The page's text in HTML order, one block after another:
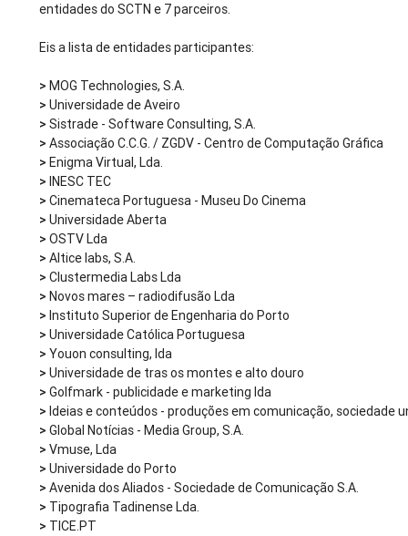
entidades do SCTN e 7 parceiros.
Eis a lista de entidades participantes:
> MOG Technologies, S.A.
> Universidade de Aveiro
> Sistrade - Software Consulting, S.A.
>Associação C.C.G. / ZGDV - Centro de Computação Gráfica
> Enigma Virtual, Lda.
> INESC TEC
>Cinemateca Portuguesa - Museu Do Cinema
>Universidade Aberta
>OSTV Lda
>Altice labs, S.A.
>Clustermedia Labs Lda
> Novos mares – radiodifusão Lda
> Instituto Superior de Engenharia do Porto
>Universidade Católica Portuguesa
>Youon consulting, lda
>Universidade de tras os montes e alto douro
>Golfmark - publicidade e marketing lda
> Ideias e conteúdos - produções em comunicação, sociedade
>Global Notícias - Media Group, S.A.
>Vmuse, Lda
>Universidade do Porto
>Avenida dos Aliados - Sociedade de Comunicação S.A.
> Tipografia Tadinense Lda.
> TICE.PT